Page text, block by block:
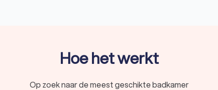
beginnen, Trustlocal biedt u de oplossing.
Hoe het werkt
Op zoek naar de meest geschikte badkamer